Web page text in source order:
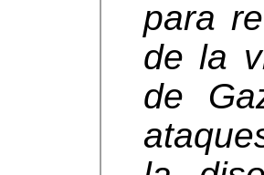
para
de la
de